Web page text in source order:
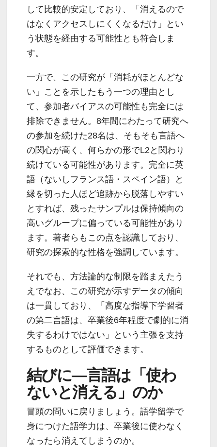
して比較的安定しており、「消えるので
はなくアクセスしにくくなるだけ」とい
う状態を経由する可能性とも符合しま
す。
一方で、この研究が「消耗がほとんどな
い」ことを示したもう一つの理由とし
て、参加者バイアスの可能性も完全には
排除できません。8年間にわたって研究へ
の参加を続けた28名は、そもそも言語へ
の関心が高く、何らかの形でL2と関わり
続けている可能性があります。完全に英
語（ないしフランス語・スペイン語）と
縁を切った人ほど追跡から脱落しやすい
とすれば、残ったサンプルは保持傾向の
高いグループに偏っている可能性があり
ます。著者らもこの点を認識しており、
研究の探索的な性格を強調しています。
それでも、方法論的な制限を踏まえたう
えでなお、この研究が示すデータの傾向
は一貫しており、「高度な指導下学習者
の第二言語は、卒業後6年程度で劇的に消
失するわけではない」という主張を支持
するものとして評価できます。
結びに―言語は「使わ
ないと消える」のか
冒頭の問いに戻りましょう。語学留学で
身につけた語学力は、卒業後に使わなく
なったら消えてしまうのか。